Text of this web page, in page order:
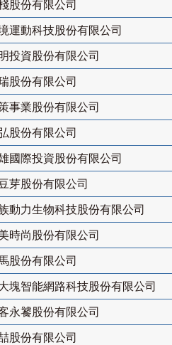
股份有限公司
運動科技股份有限公司
投資股份有限公司
股份有限公司
事業股份有限公司
股份有限公司
國際投資股份有限公司
芽股份有限公司
動力生物科技股份有限公司
時尚股份有限公司
股份有限公司
塊智能網路科技股份有限公司
永饕股份有限公司
股份有限公司